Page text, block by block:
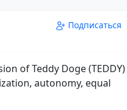
Подписаться
of Teddy Doge (TEDDY)
autonomy, equal